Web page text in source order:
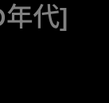
代]